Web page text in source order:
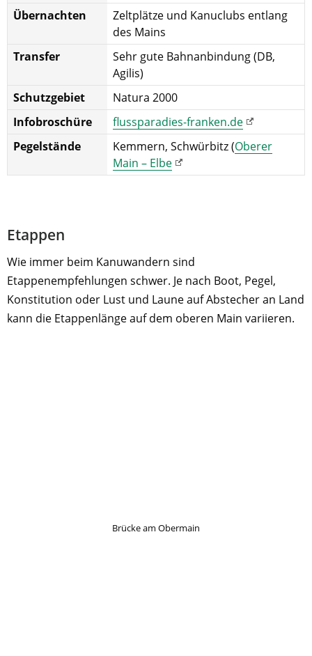
Übernachten
Zeltplätze und Kanuclubs entlang
des Mains
Transfer
Sehr gute Bahnanbindung (DB,
Agilis)
Schutzgebiet
Natura 2000
Infobroschüre
flussparadies-franken.de
Pegelstände
Kemmern, Schwürbitz (Oberer
Main – Elbe
Etappen
Wie immer beim Kanuwandern sind
Etappenempfehlungen schwer. Je nach Boot, Pegel,
Konstitution oder Lust und Laune auf Abstecher an Land
kann die Etappenlänge auf dem oberen Main variieren.
Brücke am Obermain